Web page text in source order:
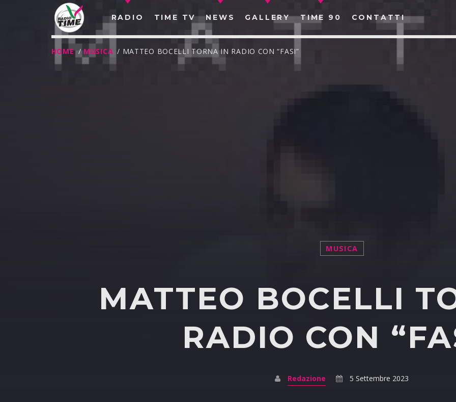
RADIO TIME TV NEWS GALLERY TIME 90 CONTATTI
HOME / MUSICA / MATTEO BOCELLI TORNA IN RADIO CON “FASI”
MUSICA
MATTEO BOCELLI
RADIO CON
Redazione 5 Settembre 2023